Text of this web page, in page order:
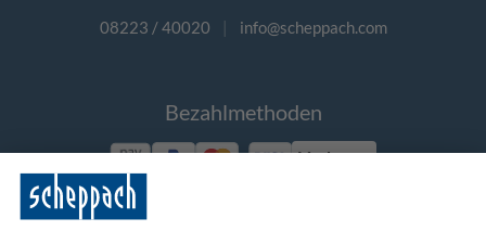
08223 / 40020 | info@scheppach.com
Bezahlmethoden
Vorkasse